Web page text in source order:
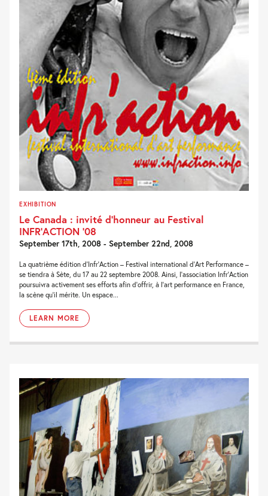
EXHIBITION
Le Canada : invité d’honneur au Festival
INFR’ACTION ’08
September 17th, 2008 - September 22nd, 2008
La quatrième édition d’Infr’Action – Festival international d’Art Performance –
se tiendra à Sète, du 17 au 22 septembre 2008. Ainsi, l’association Infr’Action
poursuivra activement ses efforts afin d’offrir, à l’art performance en France,
la scène qu’il mérite. Un espace...
LEARN MORE